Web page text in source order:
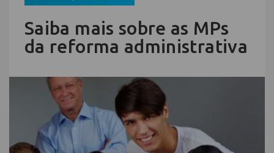
Saiba mais sobre as MPs
da reforma administrativa